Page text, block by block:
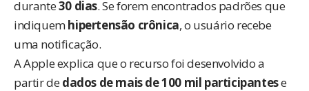
durante30 dias. Se forem encontrados padrões que
indiquemhipertensão crônica, o usuário recebe
uma notificação.
A Apple explica que o recurso foi desenvolvido a
partir de dados de mais de 100 mil participantese